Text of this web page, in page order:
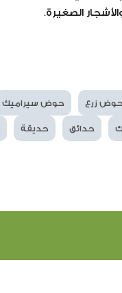
الصغيرة.
حوض زرع حوض سيراميك
حدائق حديقة